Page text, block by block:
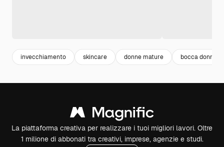
invecchiamento skincare donne mature bocca donna
La piattaforma creativa per realizzare i tuoi migliori lavori. Oltre
1 milione di abbonati tra creativi, imprese, agenzie e studi.